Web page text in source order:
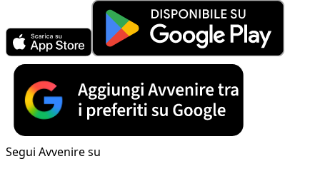
Segui Avvenire su